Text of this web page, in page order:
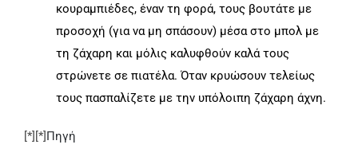
κουραμπιέδες, έναν τη φορά, τους βουτάτε με
προσοχή (για να μη σπάσουν) μέσα στο μπολ με
τη ζάχαρη και μόλις καλυφθούν καλά τους
στρώνετε σε πιατέλα. Όταν κρυώσουν τελείως
τους πασπαλίζετε με την υπόλοιπη ζάχαρη άχνη.
[*][*] Πηγή